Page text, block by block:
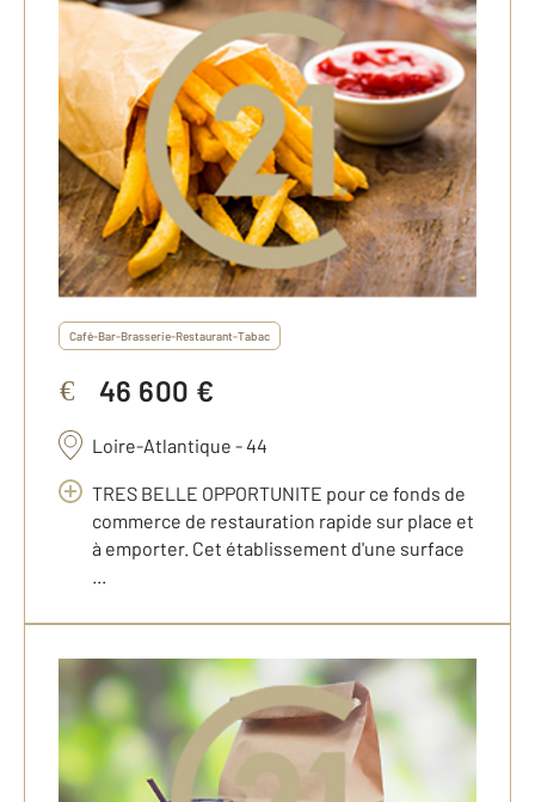
Café-Bar-Brasserie-Restaurant-Tabac
€ 46 600 €
Loire-Atlantique - 44
TRES BELLE OPPORTUNITE pour ce fonds de
commerce de restauration rapide sur place et
à emporter. Cet établissement d'une surface
...